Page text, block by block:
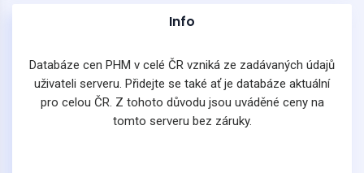
Info
Databáze cen PHM v celé ČR vzniká ze zadávaných údajů
uživateli serveru. Přidejte se také ať je databáze aktuální
pro celou ČR. Z tohoto důvodu jsou uváděné ceny na
tomto serveru bez záruky.